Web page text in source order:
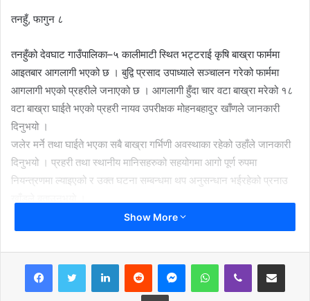
तनहुँ, फागुन ८
तनहुँको देवघाट गाउँपालिका–५ कालीमाटी स्थित भट्टराई कृषि बाख्रा फार्ममा
आइतबार आगलागी भएको छ । बुद्वि प्रसाद उपाध्याले सञ्चालन गरेको फार्ममा
आगलागी भएको प्रहरीले जनाएको छ । आगलागी हुँदा चार वटा बाख्रा मरेको १८
वटा बाख्रा घाईते भएको प्रहरी नायव उपरीक्षक मोहनबहादुर खाँणले जानकारी
दिनुभयो ।
जलेर मर्ने तथा घाईते भएका सबै बाख्रा गर्भिणी अवस्थाका रहेको उहाँले जानकारी
दिनुभयो । प्रहरी तथा स्थानीय मानिसहरुको सहयोगमा आगो पूर्ण रुपमा
नियन्त्रणमा ल्याइएको र उक्त घटना सम्बन्धमा थप अनुसन्धान भईरहेको प्रनाउ
क्षतिको मूल्याङ्कनको काम भईरहेको प्रहरीले जनाएको छ । हिउँदाको समयमा
सुख्खा पराल, खर, घर, गोठहरुमा डढेलो तथा आगलागी प्रकोप जस्ता घटनाहरु
बढी हुने हुँदा आम नागरिकहरुमा सजक,सतर्क र साबधानी अपनाउन प्रहरीले
अनुरोध गरेको छ ।
Show More
Print